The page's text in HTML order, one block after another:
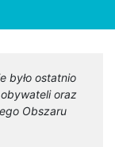
było ostatnio
oraz
Obszaru